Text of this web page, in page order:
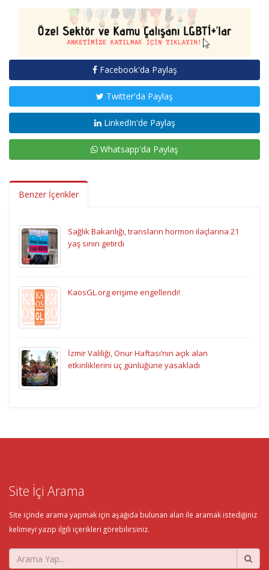
Facebook'da Paylaş
Twitter'da Paylaş
LinkedIn'de Paylaş
Whatsapp'da Paylaş
Benzer İçerikler
Sağlık Bakanlığı, transların hormon ilaçlarına 21
yaş sınırı getirdi
KaosGL.org erişime engellendi!
İzmir Valiliği, Onur Haftası’nın açık alan
etkinliklerini üç günlüğüne yasakladı
Site İçi Arama
Site içinde arama yapmak için aşağıda bulunan alan ile aramak istediğiniz
kelimeyi yazıp ilgili içerikleri görebilirsiniz.